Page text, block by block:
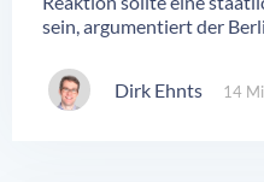
sein, argumentiert der
Dirk Ehnts 14